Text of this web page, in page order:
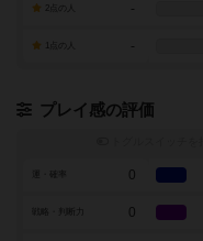
-
-
プレイ感の評価
0
戦略・判断力 0